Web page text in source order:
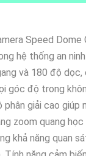
Speed
hệ thống an
và 180 độ dọc,
góc độ trong
phân giải cao giúp
zoom quang
khả năng quan